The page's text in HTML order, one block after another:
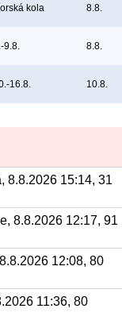
kola 8.8.
9.8. 8.8.
16.8. 10.8.
8.8.2026 15:14, 31
8.8.2026 12:17, 91
12:08, 80
11:36, 80